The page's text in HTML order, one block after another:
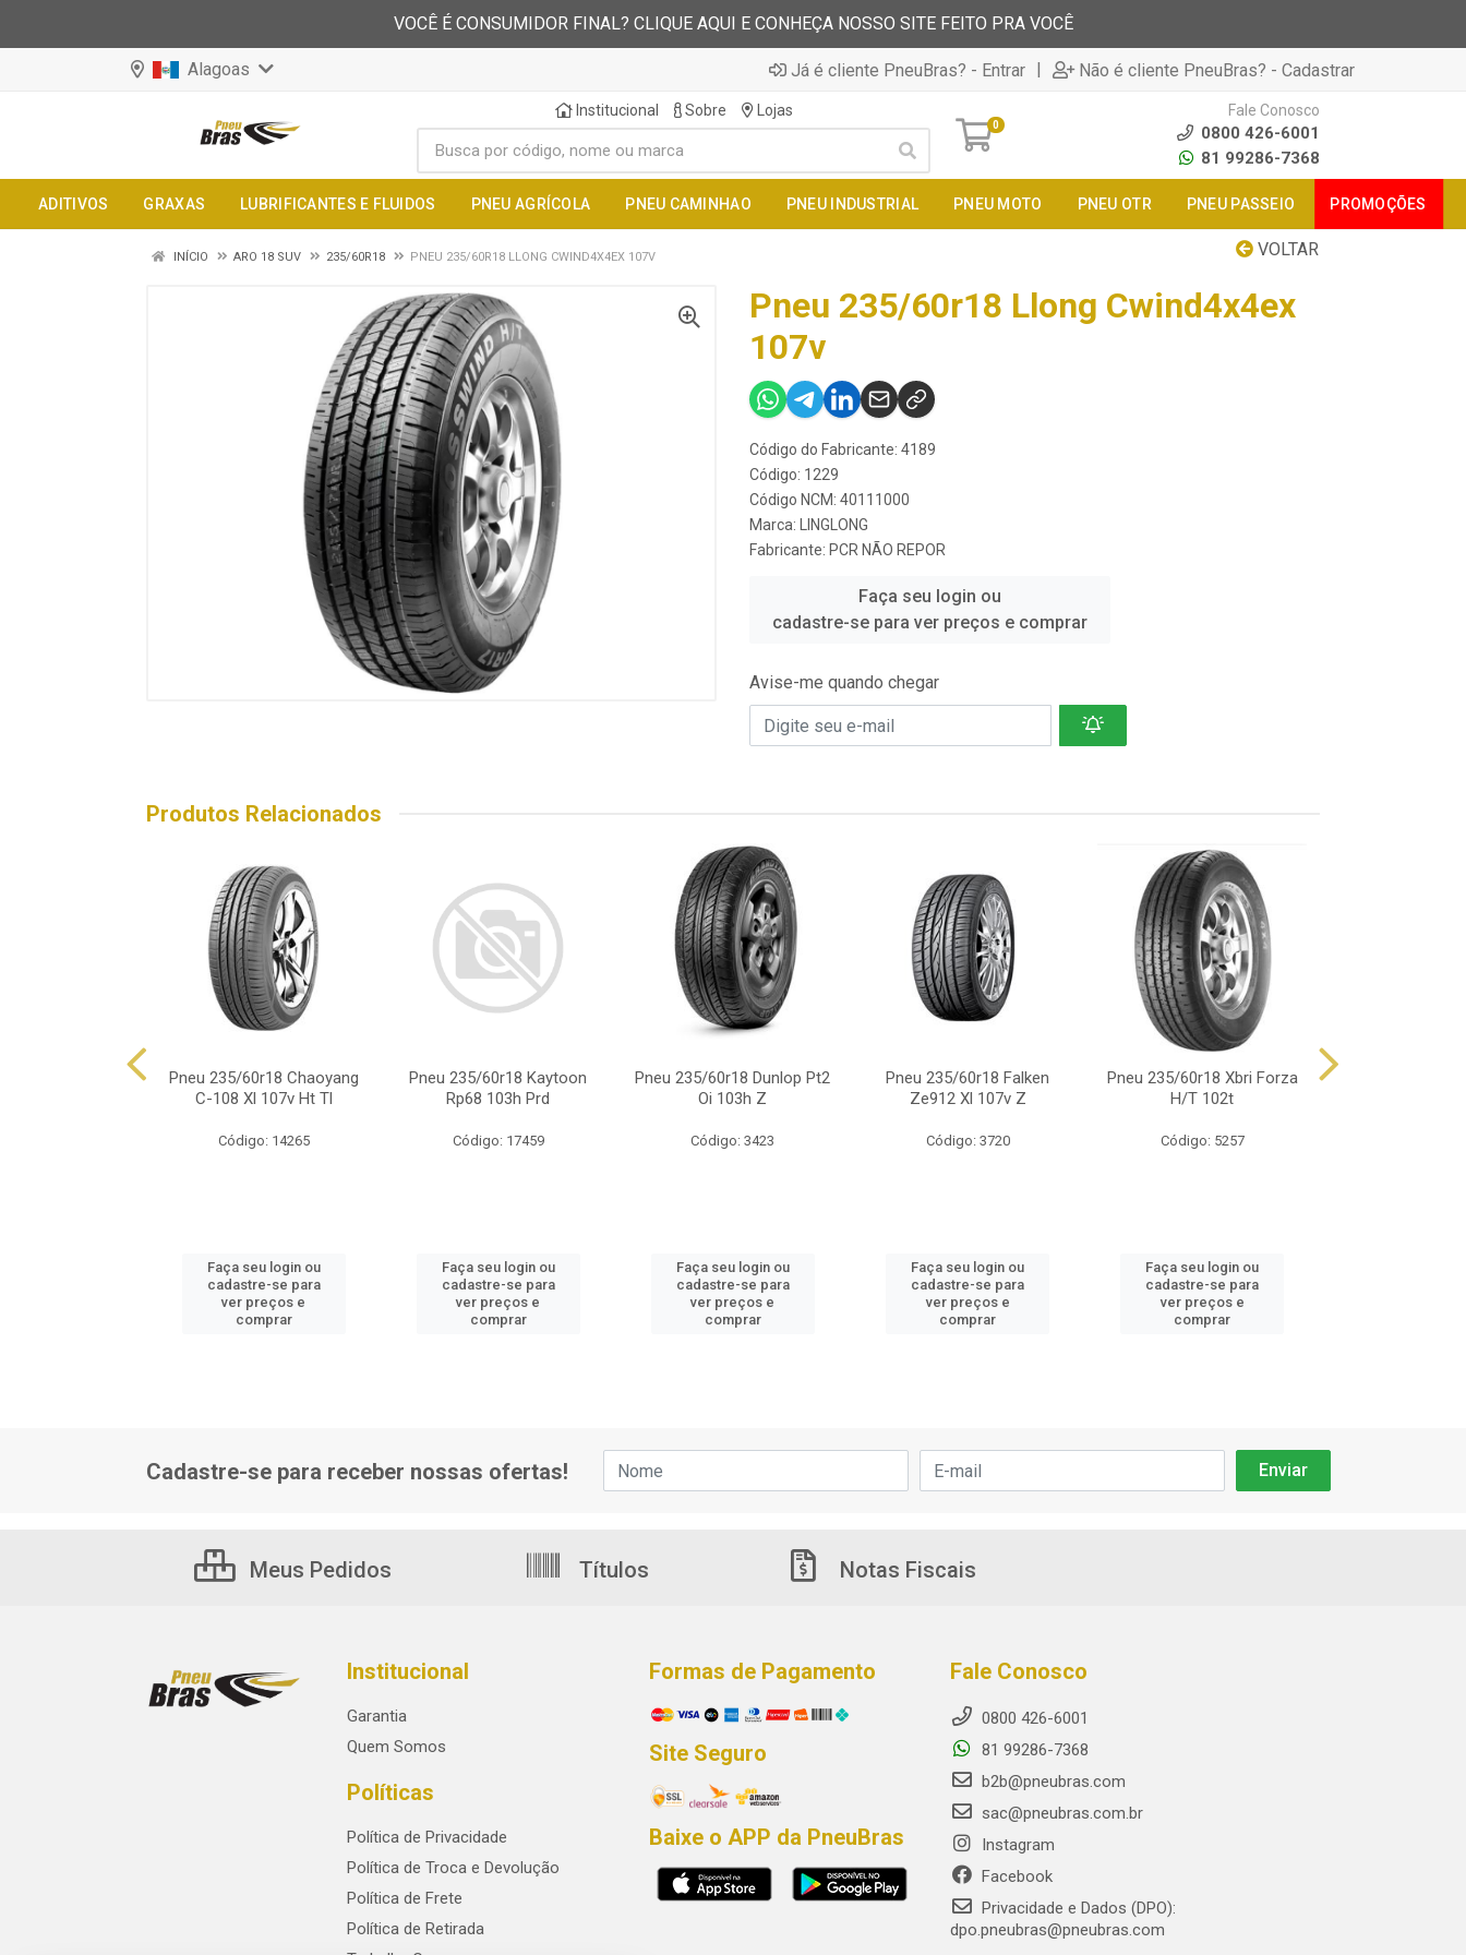
VOCÊ É CONSUMIDOR FINAL? CLIQUE AQUI E CONHEÇA NOSSO SITE FEITO PRA VOCÊ
Alagoas Já é cliente PneuBras? - Entrar | Não é cliente PneuBras? - Cadastrar
Institucional Sobre Lojas
0
Fale Conosco
0800 426-6001
81 99286-7368
ADITIVOS GRAXAS LUBRIFICANTES E FLUIDOS PNEU AGRÍCOLA PNEU CAMINHAO PNEU INDUSTRIAL PNEU MOTO PNEU OTR PNEU PASSEIO PROMOÇÕES
VOLTAR
INÍCIO ARO 18 SUV 235/60R18 PNEU 235/60R18 LLONG CWIND4X4EX 107V
Pneu 235/60r18 Llong Cwind4x4ex
107v
Código do Fabricante: 4189
Código: 1229
Código NCM: 40111000
Marca:
LINGLONG
Fabricante: PCR NÃO REPOR
Faça seu login ou
cadastre-se para ver preços e comprar
Avise-me quando chegar
Produtos Relacionados
Pneu 235/60r18 Chaoyang
C-108 Xl 107v Ht Tl
Código: 14265
Faça seu login ou
cadastre-se para
ver preços e
comprar
Pneu 235/60r18 Kaytoon
Rp68 103h Prd
Código: 17459
Faça seu login ou
cadastre-se para
ver preços e
comprar
Pneu 235/60r18 Dunlop Pt2
Oi 103h Z
Código: 3423
Faça seu login ou
cadastre-se para
ver preços e
comprar
Pneu 235/60r18 Falken
Ze912 Xl 107v Z
Código: 3720
Faça seu login ou
cadastre-se para
ver preços e
comprar
Pneu 235/60r18 Xbri Forza
H/T 102t
Código: 5257
Faça seu login ou
cadastre-se para
ver preços e
comprar
Cadastre-se para receber nossas ofertas!
Meus Pedidos Títulos Notas Fiscais
Institucional
Garantia
Quem Somos
Políticas
Política de Privacidade
Política de Troca e Devolução
Política de Frete
Política de Retirada
Formas de Pagamento
Site Seguro
Baixe o APP da PneuBras
Fale Conosco
0800 426-6001
81 99286-7368
b2b@pneubras.com
sac@pneubras.com.br
Instagram
Facebook
Privacidade e Dados (DPO):
dpo.pneubras@pneubras.com